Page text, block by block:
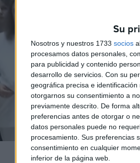
Su
Nosotros y nuestros 1733 socios
procesamos datos personales,
para publicidad y contenido
desarrollo de servicios. Con su
geográfica precisa e
otorgarnos su consentimiento a
previamente descrito. De forma
preferencias antes de otorgar o
datos personales puede no
procesamiento. Sus preferencias
consentimiento en cualquier
inferior de la página web.
RTVE